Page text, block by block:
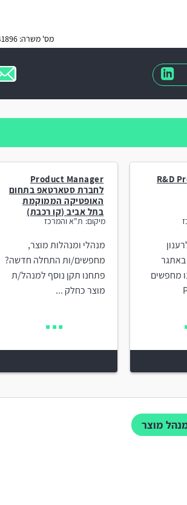
מס' משרה: 141896
R&D
באתגר
מחפשים
Product Manager
לחברת סטארטאפ בתחום
האופטיקה הממוקמת
בתל אביב (קו רכבת)
מיקום: ת"א והמרכז
מנהלי ומנהלות מוצר,
מחפשים/ות התחלה חדשה?
פתחנו תקן נוסף למנהל/ת
מוצר כחלק ...
מוצר